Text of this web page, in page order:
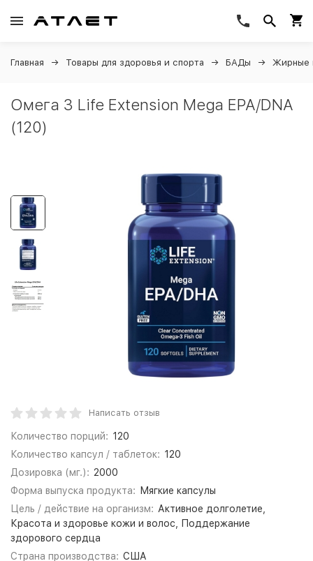
Главная Товары для здоровья и спорта БАДы Жирные
Омега 3 Life Extension Mega EPA/DNA
(120)
Написать отзыв
Количество порций: 120
Количество капсул / таблеток: 120
Дозировка (мг.): 2000
Форма выпуска продукта:
Мягкие капсулы
Цель / действие на организм: Активное долголетие,
Красота и здоровье кожи и волос, Поддержание
здорового сердца
Страна производства: США